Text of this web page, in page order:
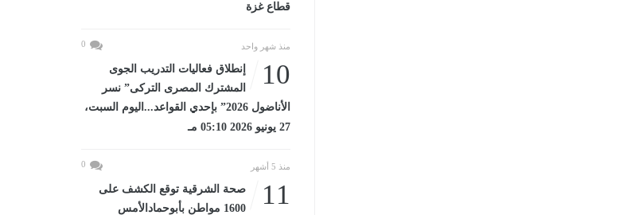
قطاع غزة
منذ شهر واحد 0
10
إنطلاق فعاليات التدريب الجوى
المشترك المصرى التركى” نسر
الأناضول 2026” بإحدي القواعد...اليوم السبت،
27 يونيو 2026 05:10 مـ
منذ 5 أشهر 0
11
صحة الشرقية توقع الكشف على
1600 مواطن بأبوحمادالأمس